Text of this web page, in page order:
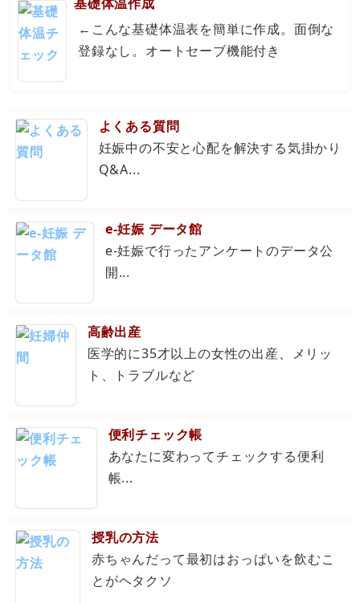
基礎体温作成
←こんな基礎体温表を簡単に作成。面倒な
登録なし。オートセーブ機能付き
よくある質問
妊娠中の不安と心配を解決する気掛かり
Q&A...
e-妊娠 データ館
e-妊娠で行ったアンケートのデータ公
開...
高齢出産
医学的に35才以上の女性の出産、メリッ
ト、トラブルなど
便利チェック帳
あなたに変わってチェックする便利
帳...
授乳の方法
赤ちゃんだって最初はおっぱいを飲むこ
とがヘタクソ